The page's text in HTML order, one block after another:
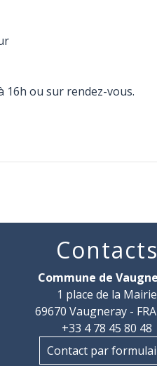
16h ou sur rendez-vous.
Contacts
Commune de
1 place de la Mairie
69670 Vaugneray -
+33 4 78 45 80 48
Contact par